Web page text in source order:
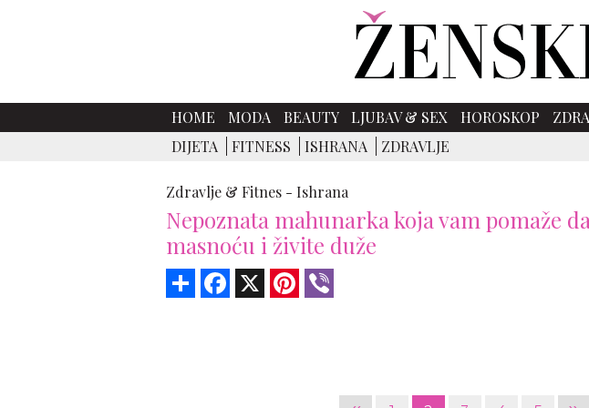
HOME MODA BEAUTY LJUBAV & SEX HOROSKOP
DIJETA
FITNESS ISHRANA ZDRAVLJE
Zdravlje & Fitnes - Ishrana
Nepoznata mahunarka koja vam pomaže
masnoću i živite duže
Share Facebook Pinterest